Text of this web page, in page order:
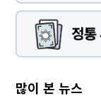
많이 본 뉴스